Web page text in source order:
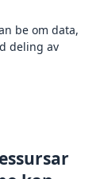
be om data,
deling av